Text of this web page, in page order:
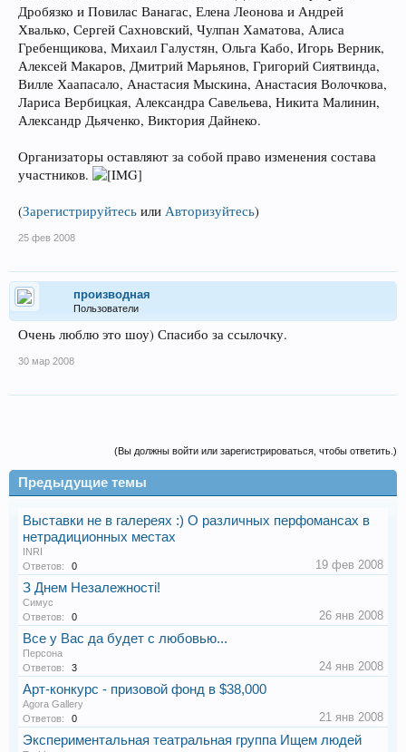
Дробязко и Повилас Ванагас, Елена Леонова и Андрей
Хвалько, Сергей Сахновский, Чулпан Хаматова, Алиса
Гребенщикова, Михаил Галустян, Ольга Кабо, Игорь Верник,
Алексей Макаров, Дмитрий Марьянов, Григорий Сиятвинда,
Вилле Хаапасало, Анастасия Мыскина, Анастасия Волочкова,
Лариса Вербицкая, Александра Савельева, Никита Малинин,
Александр Дьяченко, Виктория Дайнеко.
Организаторы оставляют за собой право изменения состава
участников.
(Зарегистрируйтесь или Авторизуйтесь)
25 фев 2008
производная
Пользователи
Очень люблю это шоу) Спасибо за ссылочку.
30 мар 2008
(Вы должны войти или зарегистрироваться, чтобы ответить.)
Предыдущие темы
Выставки не в галереях :) О различных перфомансах в
нетрадиционных местах
INRI
Ответов:
0 19 фев 2008
З Днем Незалежностi!
Симус
Ответов:
0 26 янв 2008
Все у Вас да будет с любовью...
Персона
Ответов:
3 24 янв 2008
Арт-конкурс - призовой фонд в $38,000
Agora Gallery
Ответов:
0 21 янв 2008
Экспериментальная театральная группа Ищем людей